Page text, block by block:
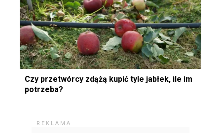
Czy przetwórcy zdążą kupić tyle jabłek, ile im
potrzeba?